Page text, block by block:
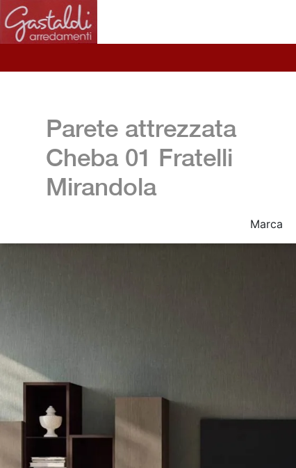
Parete attrezzata
Cheba 01 Fratelli
Mirandola
Marca